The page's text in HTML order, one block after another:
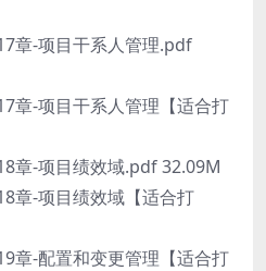
章-项目干系人管理.pdf
-项目干系人管理【适合打
章-项目绩效域.pdf 32.09M
章-项目绩效域【适合打
-配置和变更管理【适合打